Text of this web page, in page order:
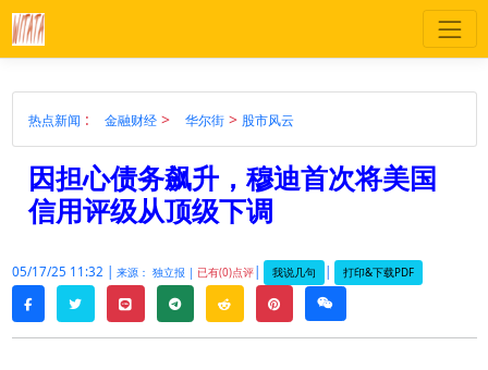
热点新闻 : 金融财经> 华尔街 > 股市风云
因担心债务飙升，穆迪首次将美国
信用评级从顶级下调
05/17/25 11:32 | 来源： 独立报 | 已有(0)点评| 我说几句 | 打印&下载PDF
facebooktwitterline telegramreddit pinterestweixin